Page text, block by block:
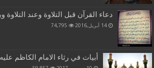
دعاء القرآن قبل التلاوة وعند التلاوة
14 أبريل,2016 74,795
أبيات في رثاء الامام الكاظم